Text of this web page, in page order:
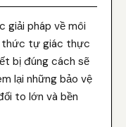
giải pháp về môi
thức tự giác thực
bị đúng cách sẽ
lại những bảo vệ
to lớn và bền